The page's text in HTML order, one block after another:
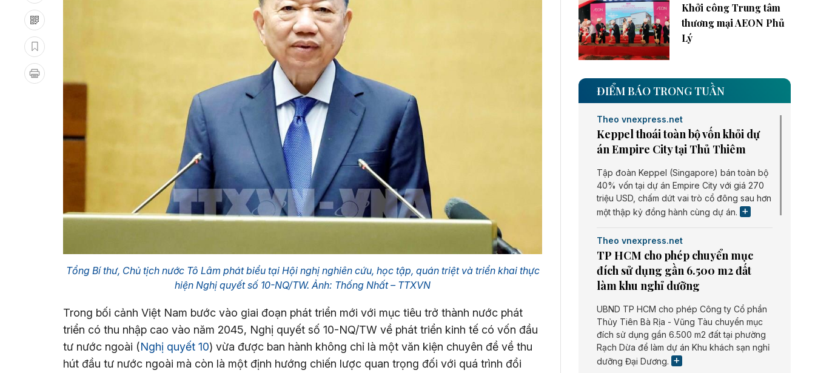
Tổng Bí thư, Chủ tịch nước Tô Lâm phát biểu tại Hội nghị nghiên cứu, học tập, quán triệt và triển khai thực
hiện Nghị quyết số 10-NQ/TW. Ảnh: Thống Nhất – TTXVN
Trong bối cảnh Việt Nam bước vào giai đoạn phát triển mới với mục tiêu trở thành nước phát
triển có thu nhập cao vào năm 2045, Nghị quyết số 10-NQ/TW về phát triển kinh tế có vốn đầu
tư nước ngoài (Nghị quyết 10) vừa được ban hành không chỉ là một văn kiện chuyên đề về thu
hút đầu tư nước ngoài mà còn là một định hướng chiến lược quan trọng đối với quá trình đổi
Khởi công Trung tâm
thương mại AEON Phủ
Lý
ĐIỂM BÁO TRONG TUẦN
Theo vnexpress.net
Keppel thoái toàn bộ vốn khỏi dự
án Empire City tại Thủ Thiêm
Tập đoàn Keppel (Singapore) bán toàn bộ
40% vốn tại dự án Empire City với giá 270
triệu USD, chấm dứt vai trò cổ đông sau hơn
một thập kỷ đồng hành cùng dự án.
Theo vnexpress.net
TP HCM cho phép chuyển mục
đích sử dụng gần 6.500 m2 đất
làm khu nghỉ dưỡng
UBND TP HCM cho phép Công ty Cổ phần
Thủy Tiên Bà Rịa - Vũng Tàu chuyển mục
đích sử dụng gần 6.500 m2 đất tại phường
Rạch Dừa để làm dự án Khu khách sạn nghỉ
dưỡng Đại Dương.